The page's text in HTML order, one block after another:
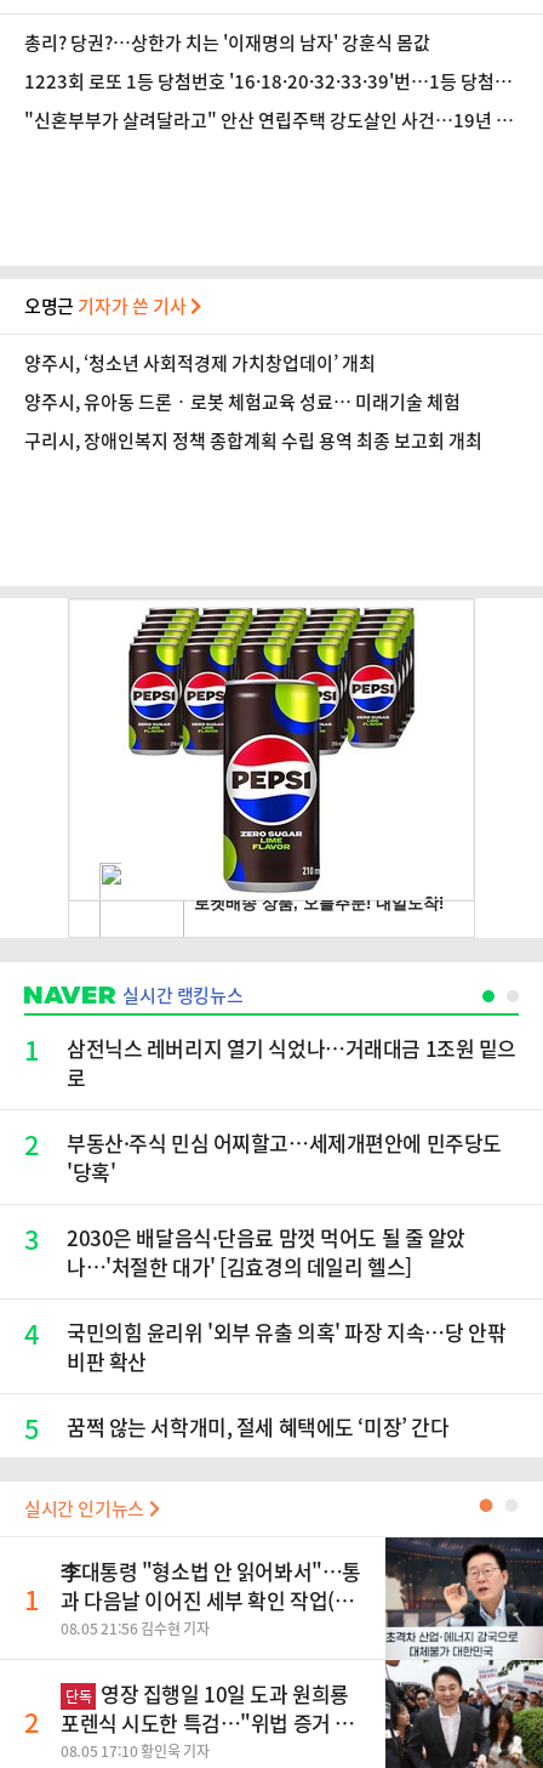
총리? 당권?…상한가 치는 '이재명의 남자' 강훈식 몸값
1223회 로또 1등 당첨번호 '16·18·20·32·33·39'번…1등 당첨지
역 어디?
"신혼부부가 살려달라고" 안산 연립주택 강도살인 사건…19년 만
오명근 기자가 쓴 기사
양주시, ‘청소년 사회적경제 가치창업데이’ 개최
양주시, 유아동 드론‧로봇 체험교육 성료… 미래기술 체험
구리시, 장애인복지 정책 종합계획 수립 용역 최종 보고회 개최
실시간 랭킹뉴스
1
삼전닉스 레버리지 열기 식었나…거래대금 1조원 밑으
로
2
부동산·주식 민심 어찌할고…세제개편안에 민주당도
'당혹'
3
2030은 배달음식·단음료 맘껏 먹어도 될 줄 알았
나…'처절한 대가' [김효경의 데일리 헬스]
4
국민의힘 윤리위 '외부 유출 의혹' 파장 지속…당 안팎
비판 확산
5 꿈쩍 않는 서학개미, 절세 혜택에도 ‘미장’ 간다
실시간 인기뉴스 ●
1
李대통령 "형소법 안 읽어봐서"…통
과 다음날 이어진 세부 확인 작업(종
합)
08.05 21:56 김수현 기자
2
단독 영장 집행일 10일 도과 원희룡
포렌식 시도한 특검…"위법 증거 수
집" 지적
08.05 17:10 황인욱 기자